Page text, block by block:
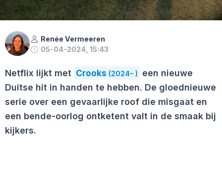
Renée Vermeeren
05-04-2024, 15:43
Netflix lijkt met Crooks (2024– )
een nieuwe
Duitse hit in handen te hebben. De gloednieuwe
serie over een gevaarlijke roof die misgaat en
een bende-oorlog ontketent valt in de smaak bij
kijkers.